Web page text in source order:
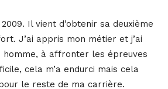
Il vient d’obtenir sa deuxième
J’ai appris mon métier et j’ai
homme, à affronter les épreuves
cela m’a endurci mais cela
le reste de ma carrière.